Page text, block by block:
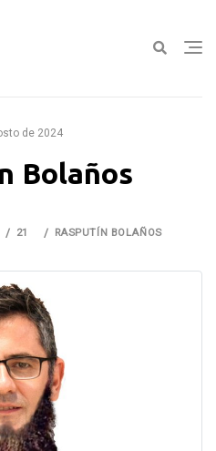
de 2024
Bolaños
21 RASPUTÍN BOLAÑOS